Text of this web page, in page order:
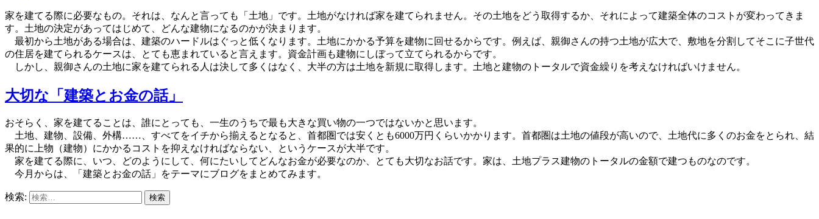
家を建てる際に必要なもの。それは、なんと言っても「土地」です。土地がなければ家を建てられません。その土地をどう取得するか、それによって建築全体のコストが変わってきま
す。土地の決定があってはじめて、どんな建物になるのかが決まります。
最初から土地がある場合は、建築のハードルはぐっと低くなります。土地にかかる予算を建物に回せるからです。例えば、親御さんの持つ土地が広大で、敷地を分割してそこに子世代
の住居を建てられるケースは、とても恵まれていると言えます。資金計画も建物にしぼって立てられるからです。
しかし、親御さんの土地に家を建てられる人は決して多くはなく、大半の方は土地を新規に取得します。土地と建物のトータルで資金繰りを考えなければいけません。
大切な「建築とお金の話」
おそらく、家を建てることは、誰にとっても、一生のうちで最も大きな買い物の一つではないかと思います。
土地、建物、設備、外構……、すべてをイチから揃えるとなると、首都圏では安くとも6000万円くらいかかります。首都圏は土地の値段が高いので、土地代に多くのお金をとられ、結
果的に上物（建物）にかかるコストを抑えなければならない、というケースが大半です。
家を建てる際に、いつ、どのようにして、何にたいしてどんなお金が必要なのか、とても大切なお話です。家は、土地プラス建物のトータルの金額で建つものなのです。
今月からは、「建築とお金の話」をテーマにブログをまとめてみます。
検索: